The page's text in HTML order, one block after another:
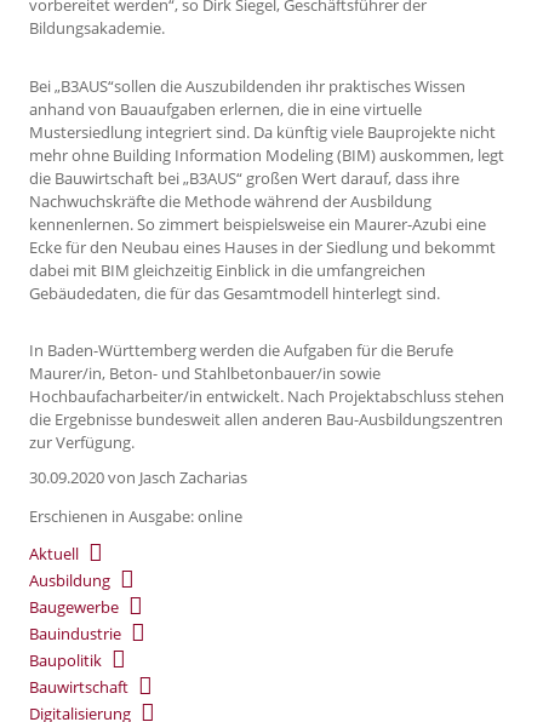
vorbereitet werden“, so Dirk Siegel, Geschäftsführer der
Bildungsakademie.
Bei „B3AUS“sollen die Auszubildenden ihr praktisches Wissen
anhand von Bauaufgaben erlernen, die in eine virtuelle
Mustersiedlung integriert sind. Da künftig viele Bauprojekte nicht
mehr ohne Building Information Modeling (BIM) auskommen, legt
die Bauwirtschaft bei „B3AUS“ großen Wert darauf, dass ihre
Nachwuchskräfte die Methode während der Ausbildung
kennenlernen. So zimmert beispielsweise ein Maurer-Azubi eine
Ecke für den Neubau eines Hauses in der Siedlung und bekommt
dabei mit BIM gleichzeitig Einblick in die umfangreichen
Gebäudedaten, die für das Gesamtmodell hinterlegt sind.
In Baden-Württemberg werden die Aufgaben für die Berufe
Maurer/in, Beton- und Stahlbetonbauer/in sowie
Hochbaufacharbeiter/in entwickelt. Nach Projektabschluss stehen
die Ergebnisse bundesweit allen anderen Bau-Ausbildungszentren
zur Verfügung.
30.09.2020von Jasch Zacharias
Erschienen in Ausgabe: online
Aktuell
Ausbildung
Baugewerbe
Bauindustrie
Baupolitik
Bauwirtschaft
Digitalisierung